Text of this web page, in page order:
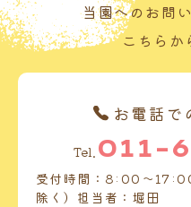
当園へのお問
こちらか
お電話で
Tel. 011-
受付時間：8:00～
除く）担当者：堀田